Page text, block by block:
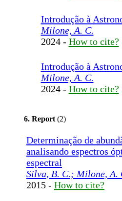
Introdução à
Milone, A. C.
2024 - How to cite?
Introdução à
Milone, A. C.
2024 - How to cite?
6. Report (2)
Determinação de
analisando espectros
espectral
Silva, B. C.; Milone, A.
2015 - How to cite?